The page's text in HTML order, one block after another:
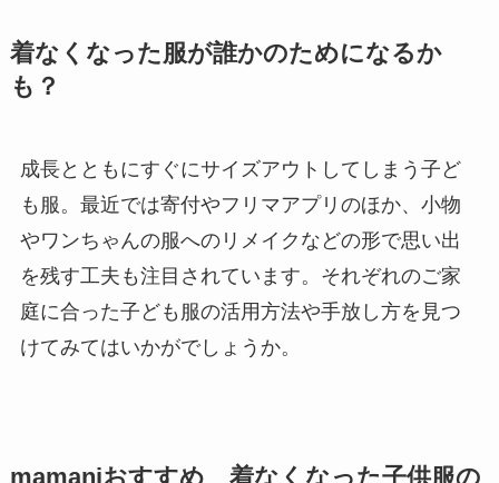
着なくなった服が誰かのためになるか
も？
成長とともにすぐにサイズアウトしてしまう子ど
も服。最近では寄付やフリマアプリのほか、小物
やワンちゃんの服へのリメイクなどの形で思い出
を残す工夫も注目されています。それぞれのご家
庭に合った子ども服の活用方法や手放し方を見つ
けてみてはいかがでしょうか。
mamaniおすすめ 着なくなった子供服の